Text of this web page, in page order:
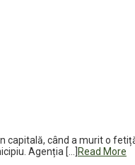
când a murit o
Agenția […]
Read More